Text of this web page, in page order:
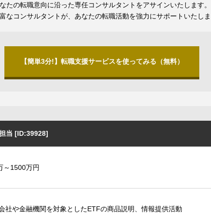
たの転職意向に沿った専任コンサルタントをアサインいたします。
なコンサルタントが、あなたの転職活動を強力にサポートいたし
【簡単3分!】転職支援サービスを使ってみる（無料）
当 [ID:39928]
～1500万円
社や金融機関を対象としたETFの商品説明、情報提供活動